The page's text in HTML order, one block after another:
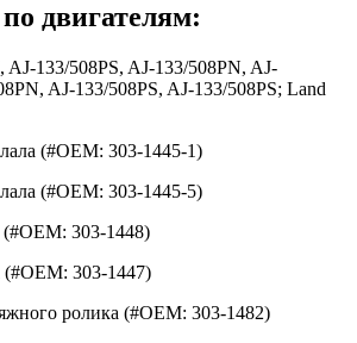
двигателям:
AJ-133/508PS, AJ-133/508PN, AJ-
AJ-133/508PS, AJ-133/508PS; Land
(#OEM: 303-1445-1)
(#OEM: 303-1445-5)
303-1448)
(#OEM: 303-1447)
ролика (#OEM: 303-1482)